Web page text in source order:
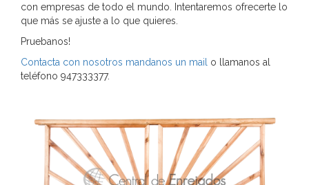
con empresas de todo el mundo. Intentaremos ofrecerte lo
que más se ajuste a lo que quieres.
Pruebanos!
Contacta con nosotros mandanos un mail o llamanos al
teléfono 947333377.